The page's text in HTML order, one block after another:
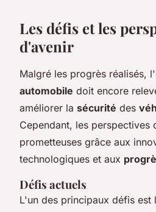
Les défis et les
d'avenir
Malgré les progrès réalisés, l'
automobile doit encore
améliorer la sécurité des
Cependant, les perspectives
prometteuses grâce aux
technologiques et aux
Défis actuels
L'un des principaux défis est